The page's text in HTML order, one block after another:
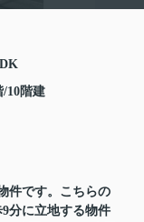
/10階建
件です。こちらの
分に立地する物件